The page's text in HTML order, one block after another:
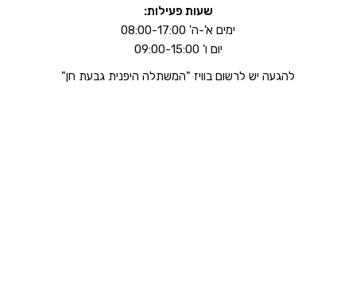
שעות פעילות:
ימים א'-ה' 08:00-17:00
יום ו' 09:00-15:00
להגעה יש לרשום בוויז "המשתלה היפנית גבעת חן"